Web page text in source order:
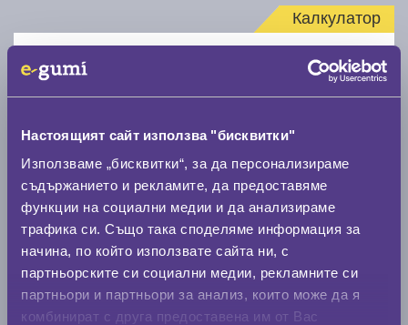
Настоящият сайт използва "бисквитки"
Използваме „бисквитки“, за да персонализираме
съдържанието и рекламите, да предоставяме
функции на социални медии и да анализираме
трафика си. Също така споделяме информация за
начина, по който използвате сайта ни, с
партньорските си социални медии, рекламните си
партньори и партньори за анализ, които може да я
комбинират с друга предоставена им от Вас
Калкулатор
Нов размер